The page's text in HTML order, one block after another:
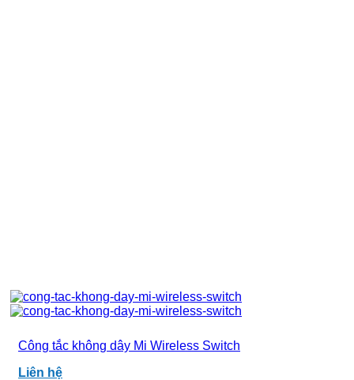
Công tắc không dây Mi Wireless Switch
Liên hệ